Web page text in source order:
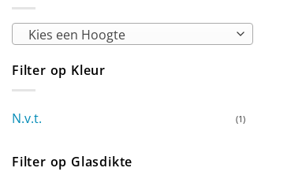
Kies een Hoogte
Filter op Kleur
N.v.t. (1)
Filter op Glasdikte